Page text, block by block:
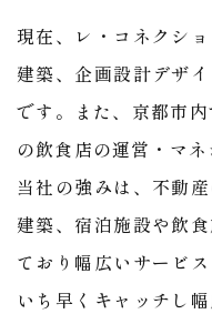
現在、レ・コネクシ
建築、企画設計デザ
です。また、京都市
の飲食店の運営・マネ
当社の強みは、不動
建築、宿泊施設や飲
ており幅広いサービ
いち早くキャッチし